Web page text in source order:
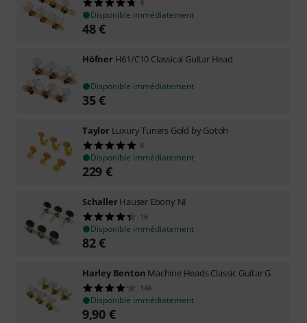
4
Disponible immédiatement
48€
Höfner H61/C10 Classical Guitar Head
Disponible immédiatement
35€
Taylor Luxury Tuners Gold by Gotoh
8
Disponible immédiatement
229 €
SchallerHauser Ebony NI
16
Disponible immédiatement
82€
Harley Benton Machine Heads Classic Guitar G
144
Disponible immédiatement
9,90 €